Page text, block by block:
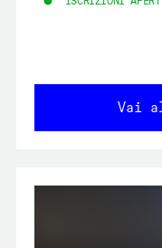
Vai